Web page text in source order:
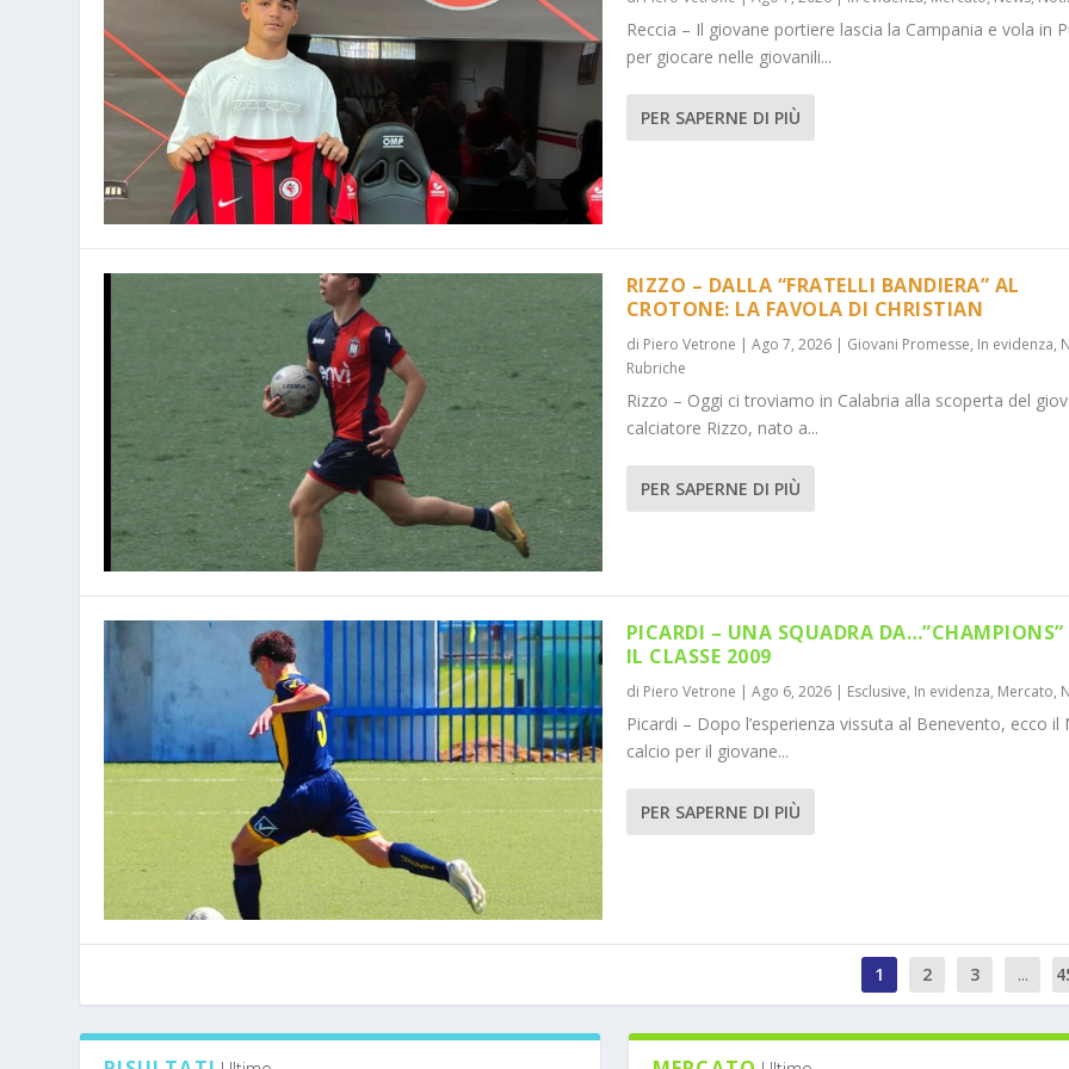
Reccia – Il giovane portiere lascia la Campania e vola in
per giocare nelle giovanili...
PER SAPERNE DI PIÙ
RIZZO – DALLA “FRATELLI BANDIERA” AL
CROTONE: LA FAVOLA DI CHRISTIAN
di Piero Vetrone | Ago 7, 2026| Giovani Promesse, In evidenza,
Rubriche
Rizzo – Oggi ci troviamo in Calabria alla scoperta del
calciatore Rizzo, nato a...
PER SAPERNE DI PIÙ
PICARDI – UNA SQUADRA DA…”CHAMPIONS”
IL CLASSE 2009
di Piero Vetrone Ago 6, 2026| Esclusive, In evidenza, Mercato,
Picardi – Dopo l’esperienza vissuta al Benevento, ecco il
calcio per il giovane...
PER SAPERNE DI PIÙ
1 2 3 ...